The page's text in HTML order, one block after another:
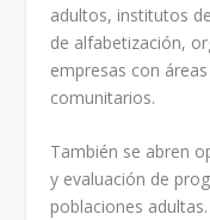
adultos, institutos
de alfabetización,
empresas con
comunitarios.
También se abren
y evaluación de
poblaciones